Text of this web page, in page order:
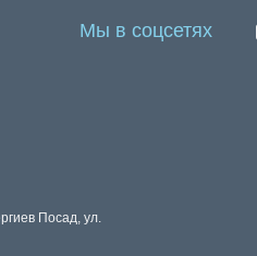
Мы в соцсетях
Посад, ул.